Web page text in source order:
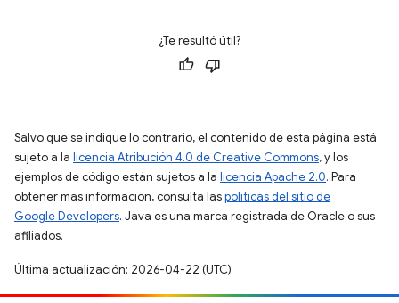
¿Te resultó útil?
Salvo que se indique lo contrario, el contenido de esta página está
sujeto a la licencia Atribución 4.0 de Creative Commons, y los
ejemplos de código están sujetos a la licencia Apache 2.0. Para
obtener más información, consulta laspolíticas del sitio de
Google Developers. Java es una marca registrada de Oracle o sus
afiliados.
Última actualización: 2026-04-22 (UTC)